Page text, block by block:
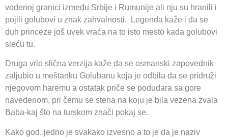
vodenoj granici između Srbije i Rumunije ali nju su hranili i
pojili golubovi u znak zahvalnosti. Legenda kaže i da se
duh princeze još uvek vraća na to isto mesto kada golubovi
sleću tu.
Druga vrlo slična verzija kaže da se osmanski zapovednik
zaljubio u meštanku Golubanu koja je odbila da se pridruži
njegovom haremu a ostatak priče se podudara sa gore
navedenom, pri čemu se stena na koju je bila vezena zvala
Baba-kaj što na turskom znači pokaj se.
Kako god..jedno je svakako izvesno a to je da je naziv